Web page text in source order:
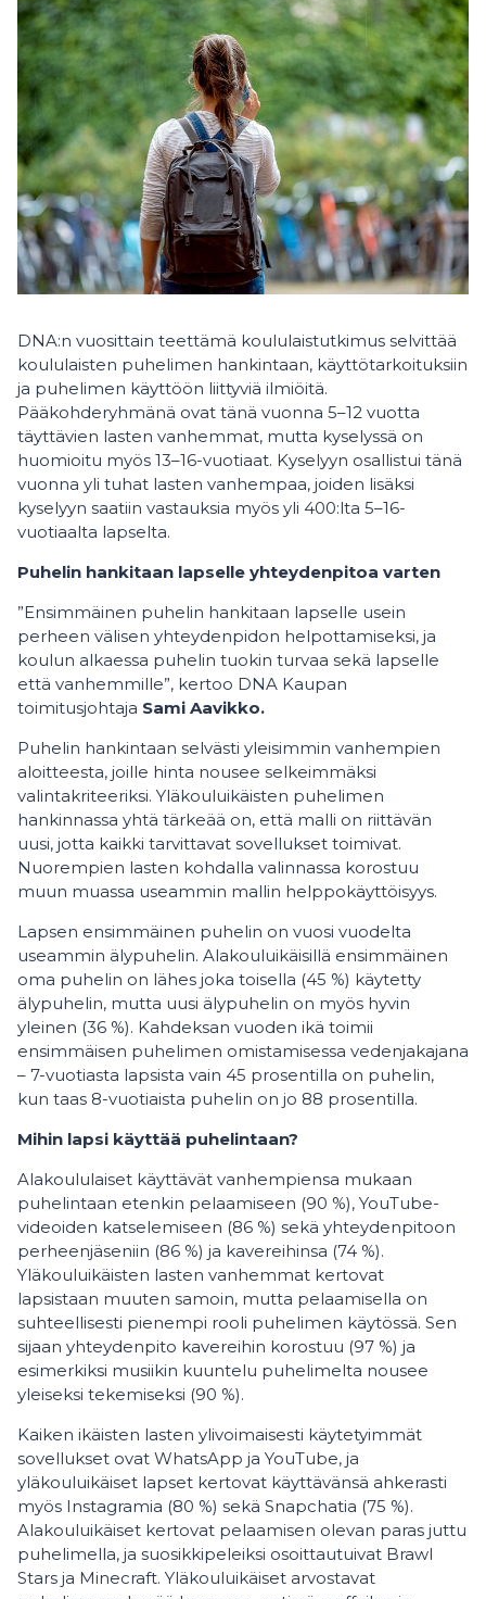
DNA:n vuosittain teettämä koululaistutkimus selvittää
koululaisten puhelimen hankintaan, käyttötarkoituksiin
ja puhelimen käyttöön liittyviä ilmiöitä.
Pääkohderyhmänä ovat tänä vuonna 5–12 vuotta
täyttävien lasten vanhemmat, mutta kyselyssä on
huomioitu myös 13–16-vuotiaat. Kyselyyn osallistui tänä
vuonna yli tuhat lasten vanhempaa, joiden lisäksi
kyselyyn saatiin vastauksia myös yli 400:lta 5–16-
vuotiaalta lapselta.
Puhelin hankitaan lapselle yhteydenpitoa varten
”Ensimmäinen puhelin hankitaan lapselle usein
perheen välisen yhteydenpidon helpottamiseksi, ja
koulun alkaessa puhelin tuokin turvaa sekä lapselle
että vanhemmille”, kertoo DNA Kaupan
toimitusjohtaja Sami Aavikko.
Puhelin hankintaan selvästi yleisimmin vanhempien
aloitteesta, joille hinta nousee selkeimmäksi
valintakriteeriksi. Yläkouluikäisten puhelimen
hankinnassa yhtä tärkeää on, että malli on riittävän
uusi, jotta kaikki tarvittavat sovellukset toimivat.
Nuorempien lasten kohdalla valinnassa korostuu
muun muassa useammin mallin helppokäyttöisyys.
Lapsen ensimmäinen puhelin on vuosi vuodelta
useammin älypuhelin. Alakouluikäisillä ensimmäinen
oma puhelin on lähes joka toisella (45 %) käytetty
älypuhelin, mutta uusi älypuhelin on myös hyvin
yleinen (36 %). Kahdeksan vuoden ikä toimii
ensimmäisen puhelimen omistamisessa vedenjakajana
– 7-vuotiasta lapsista vain 45 prosentilla on puhelin,
kun taas 8-vuotiaista puhelin on jo 88 prosentilla.
Mihin lapsi käyttää puhelintaan?
Alakoululaiset käyttävät vanhempiensa mukaan
puhelintaan etenkin pelaamiseen (90 %), YouTube-
videoiden katselemiseen (86 %) sekä yhteydenpitoon
perheenjäseniin (86 %) ja kavereihinsa (74 %).
Yläkouluikäisten lasten vanhemmat kertovat
lapsistaan muuten samoin, mutta pelaamisella on
suhteellisesti pienempi rooli puhelimen käytössä. Sen
sijaan yhteydenpito kavereihin korostuu (97 %) ja
esimerkiksi musiikin kuuntelu puhelimelta nousee
yleiseksi tekemiseksi (90 %).
Kaiken ikäisten lasten ylivoimaisesti käytetyimmät
sovellukset ovat WhatsApp ja YouTube, ja
yläkouluikäiset lapset kertovat käyttävänsä ahkerasti
myös Instagramia (80 %) sekä Snapchatia (75 %).
Alakouluikäiset kertovat pelaamisen olevan paras juttu
puhelimella, ja suosikkipeleiksi osoittautuivat Brawl
Stars ja Minecraft. Yläkouluikäiset arvostavat